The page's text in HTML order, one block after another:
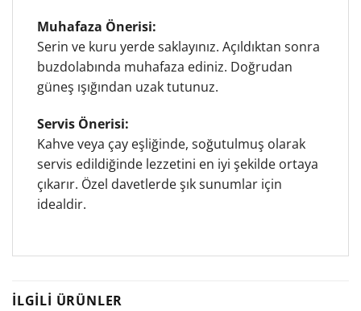
Muhafaza Önerisi:
Serin ve kuru yerde saklayınız. Açıldıktan sonra
buzdolabında muhafaza ediniz. Doğrudan
güneş ışığından uzak tutunuz.
Servis Önerisi:
Kahve veya çay eşliğinde, soğutulmuş olarak
servis edildiğinde lezzetini en iyi şekilde ortaya
çıkarır. Özel davetlerde şık sunumlar için
idealdir.
İLGILI ÜRÜNLER